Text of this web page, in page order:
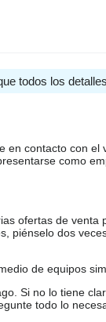
todos los
contacto con
como
ofertas de
piénselo dos
de equipos
Si no lo tiene
todo lo